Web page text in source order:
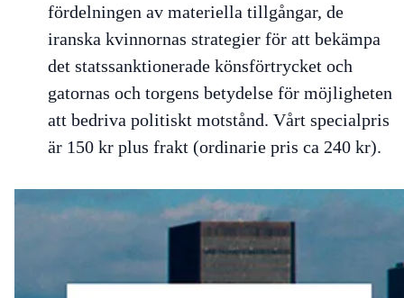
fördelningen av materiella tillgångar, de
iranska kvinnornas strategier för att bekämpa
det statssanktionerade könsförtrycket och
gatornas och torgens betydelse för möjligheten
att bedriva politiskt motstånd. Vårt specialpris
är 150 kr plus frakt (ordinarie pris ca 240 kr).